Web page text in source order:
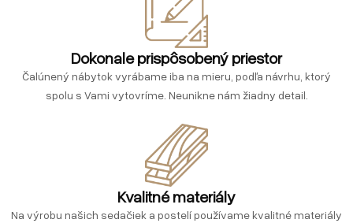
Dokonale prispôsobený priestor
Čalúnený nábytok vyrábame iba na mieru, podľa návrhu, ktorý
spolu s Vami vytovríme. Neunikne nám žiadny detail.
Kvalitné materiály
Na výrobu našich sedačiek a postelí používame kvalitné materiály